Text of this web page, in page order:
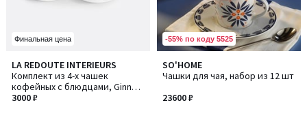
Финальная цена
LA REDOUTE INTERIEURS
Комплект из 4-х чашек
кофейных с блюдцами, Ginny /
Джинни
3000 ₽
-55% по коду 5525
SO'HOME
Чашки для чая, набор из 12 шт
23600 ₽